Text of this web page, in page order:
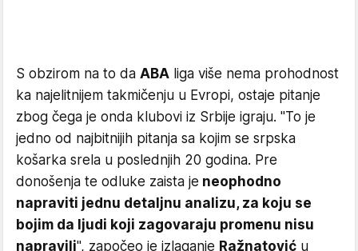
S obzirom na to da ABA liga više nema prohodnost
ka najelitnijem takmičenju u Evropi, ostaje pitanje
zbog čega je onda klubovi iz Srbije igraju. "To je
jedno od najbitnijih pitanja sa kojim se srpska
košarka srela u poslednjih 20 godina. Pre
donošenja te odluke zaista je neophodno
napraviti jednu detaljnu analizu, za koju se
bojim da ljudi koji zagovaraju promenu nisu
napravili", započeo je izlaganje Ražnatović u